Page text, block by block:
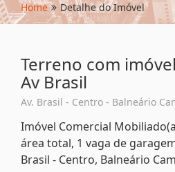
Home Detalhe do Imóvel
Terreno com
Av Brasil
Av. Brasil - Centro - Balneário
Imóvel Comercial
área total, 1 vaga de
Brasil - Centro, Balneário